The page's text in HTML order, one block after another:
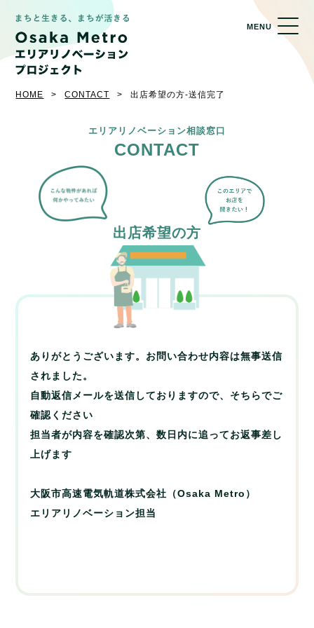
MENU
HOME CONTACT 出店希望の方-送信完了
エリアリノベーション相談窓口
CONTACT
出店希望の方
ありがとうございます。お問い合わせ内容は無事送信
されました。
自動返信メールを送信しておりますので、そちらでご
確認ください
担当者が内容を確認次第、数日内に追ってお返事差し
上げます
大阪市高速電気軌道株式会社（Osaka Metro）
エリアリノベーション担当